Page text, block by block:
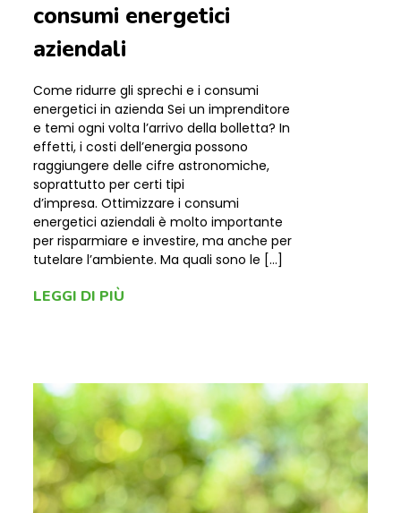
consumi energetici
aziendali
Come ridurre gli sprechi e i consumi
energetici in azienda Sei un imprenditore
e temi ogni volta l’arrivo della bolletta? In
effetti, i costi dell’energia possono
raggiungere delle cifre astronomiche,
soprattutto per certi tipi
d’impresa. Ottimizzare i consumi
energetici aziendali è molto importante
per risparmiare e investire, ma anche per
tutelare l’ambiente. Ma quali sono le […]
LEGGI DI PIÙ